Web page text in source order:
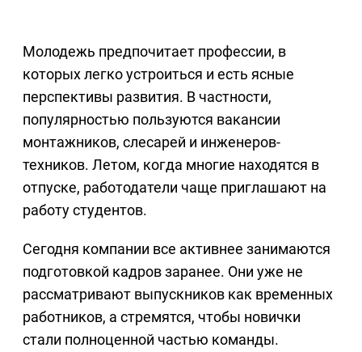
Молодежь предпочитает профессии, в
которых легко устроиться и есть ясные
перспективы развития. В частности,
популярностью пользуются вакансии
монтажников, слесарей и инженеров-
техников. Летом, когда многие находятся в
отпуске, работодатели чаще приглашают на
работу студентов.
Сегодня компании все активнее занимаются
подготовкой кадров заранее. Они уже не
рассматривают выпускников как временных
работников, а стремятся, чтобы новички
стали полноценной частью команды.